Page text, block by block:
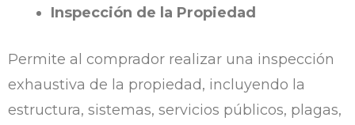
Inspección de la Propiedad
Permite al comprador realizar una inspección
exhaustiva de la propiedad, incluyendo la
estructura, sistemas, servicios públicos, plagas,